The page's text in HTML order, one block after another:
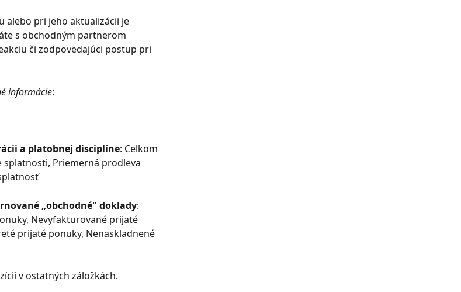
alebo pri jeho aktualizácii je
s obchodným partnerom
či zodpovedajúci postup pri
informácie:
a platobnej disciplíne: Celkom
Priemerná prodleva
„obchodné" doklady:
Nevyfakturované prijaté
prijaté ponuky, Nenaskladnené
v ostatných záložkách.